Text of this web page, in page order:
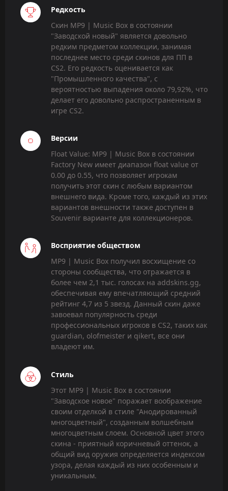
Редкость
Скин MP9 | Music Box в состоянии
"Заводской новый" является довольно
редким предметом коллекции, занимая
последнее место среди скинов для ПП в
CS2. Его редкость оценивается как
"Промышленного качества", с
вероятностью выпадения около 79,92%, что
делает его довольно распространенным в
игре CS2.
Версии
Float Value: MP9 | Music Box в состоянии
Factory New имеет диапазон float value от
0.00 до 0.55, что позволяет игрокам
получить этот скин с любым вариантом
внешнего вида. Кроме того, каждый из этих
вариантов внешности также доступен в
Souvenir варианте для коллекционеров.
Восприятие обществом
MP9 | Music Box получил восхищение со
стороны сообщества, что отражается в
более чем 2,1 тыс. голосах на addskins.gg,
обеспечивая ему впечатляющий средний
рейтинг 4,7 из 5 звезд. Данный скин даже
завоевал популярность среди
профессиональных игроков в CS2, таких как
guardian, olofmeister и qikert, все они
владеют им.
Стиль
Этот MP9 | Music Box в состоянии
"Заводское новое" поражает воображение
своим отделкой в стиле "Анодированный
многоцветный", созданным волшебным
многоцветным слоем. Основной цвет этого
скина - приятный коричневый оттенок, а
общий вид оружия определяется индексом
узора, делая каждый из них особенным и
уникальным.